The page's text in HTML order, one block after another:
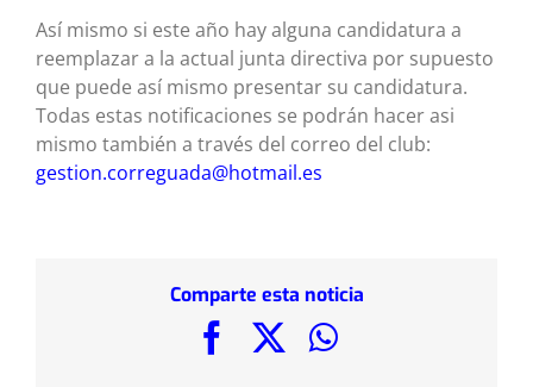
Así mismo si este año hay alguna candidatura a
reemplazar a la actual junta directiva por supuesto
que puede así mismo presentar su candidatura.
Todas estas notificaciones se podrán hacer asi
mismo también a través del correo del club:
gestion.correguada@hotmail.es
Comparte esta noticia
FacebookWhatsApp